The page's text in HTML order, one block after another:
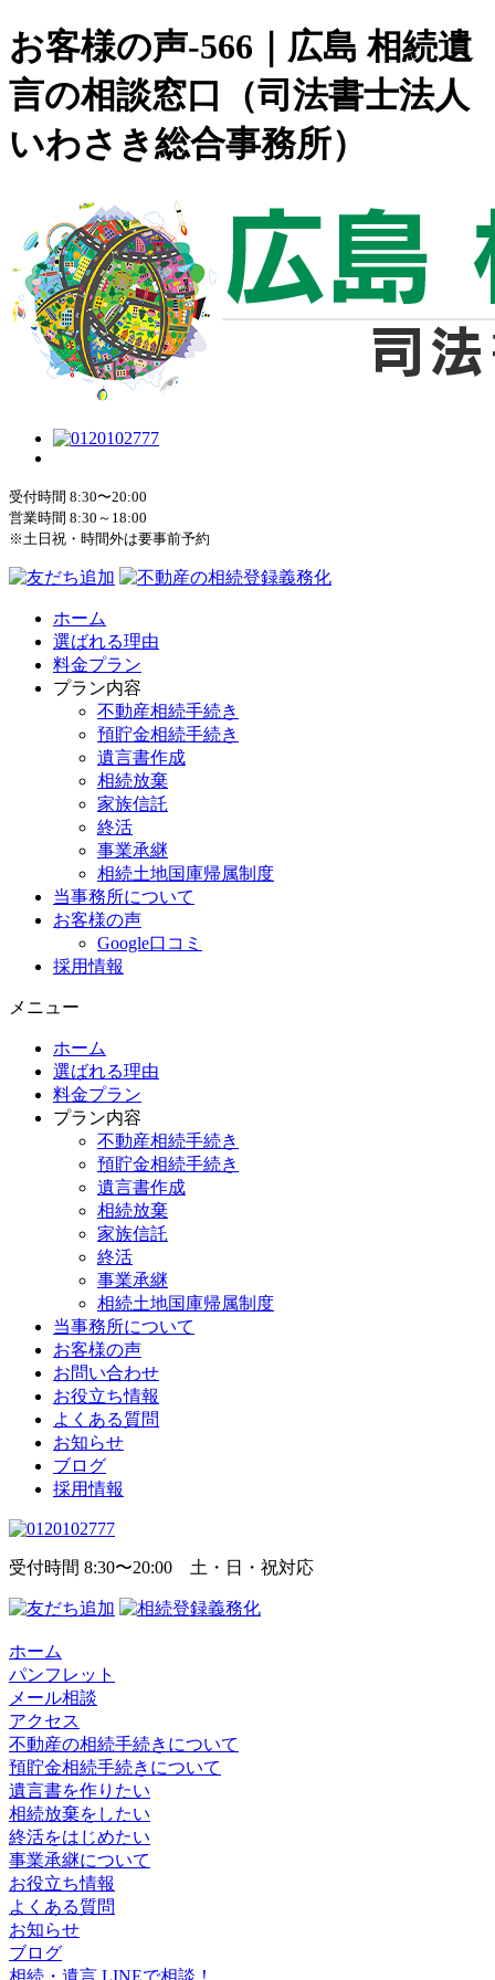
お客様の声-566｜広島 相続遺
言の相談窓口（司法書士法人
いわさき総合事務所）
受付時間 8:30〜20:00
営業時間 8:30～18:00
※土日祝・時間外は要事前予約
ホーム
選ばれる理由
料金プラン
プラン内容
不動産相続手続き
預貯金相続手続き
遺言書作成
相続放棄
家族信託
終活
事業承継
相続土地国庫帰属制度
当事務所について
お客様の声
Google口コミ
採用情報
メニュー
ホーム
選ばれる理由
料金プラン
プラン内容
不動産相続手続き
預貯金相続手続き
遺言書作成
相続放棄
家族信託
終活
事業承継
相続土地国庫帰属制度
当事務所について
お客様の声
お問い合わせ
お役立ち情報
よくある質問
お知らせ
ブログ
採用情報
受付時間 8:30〜20:00 土・日・祝対応
ホーム
パンフレット
メール相談
アクセス
不動産の相続手続きについて
預貯金相続手続きについて
遺言書を作りたい
相続放棄をしたい
終活をはじめたい
事業承継について
お役立ち情報
よくある質問
お知らせ
ブログ
相続・遺言 LINEで相談！